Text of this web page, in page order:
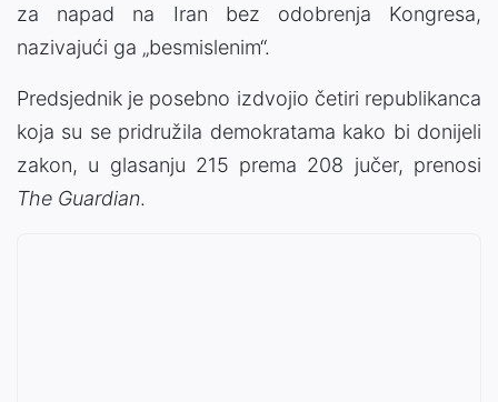
za napad na Iran bez odobrenja Kongresa,
nazivajući ga „besmislenim“.
Predsjednik je posebno izdvojio četiri republikanca
koja su se pridružila demokratama kako bi donijeli
zakon, u glasanju 215 prema 208 jučer, prenosi
The Guardian.